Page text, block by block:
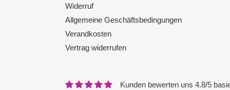
Widerruf
Allgemeine Geschäftsbedingungen
Verandkosten
Vertrag widerrufen
Kunden bewerten uns 4.8/5